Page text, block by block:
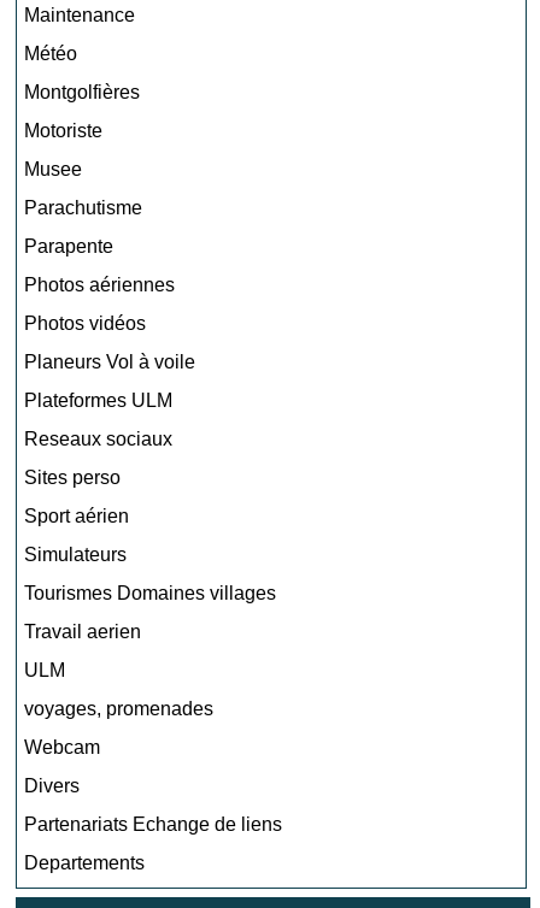
Maintenance
Météo
Montgolfières
Motoriste
Musee
Parachutisme
Parapente
Photos aériennes
Photos vidéos
Planeurs Vol à voile
Plateformes ULM
Reseaux sociaux
Sites perso
Sport aérien
Simulateurs
Tourismes Domaines villages
Travail aerien
ULM
voyages, promenades
Webcam
Divers
Partenariats Echange de liens
Departements